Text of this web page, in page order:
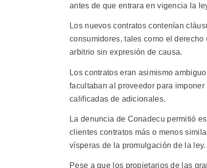
antes de que entrara en vigencia la
Los nuevos contratos contenían
consumidores, tales como el
arbitrio sin expresión de causa.
Los contratos eran asimismo
facultaban al proveedor para
calificadas de adicionales.
La denuncia de Conadecu permitió
clientes contratos más o menos
vísperas de la promulgación de la ley.
Pese a que los propietarios de las